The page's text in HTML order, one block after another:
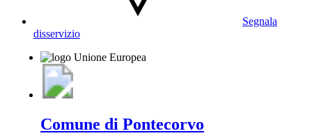
Segnala
disservizio
Comune di Pontecorvo